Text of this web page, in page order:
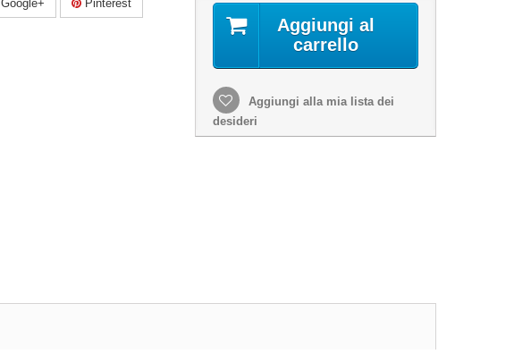
Google+ Pinterest
Aggiungi al
carrello
Aggiungi alla mia lista dei
desideri